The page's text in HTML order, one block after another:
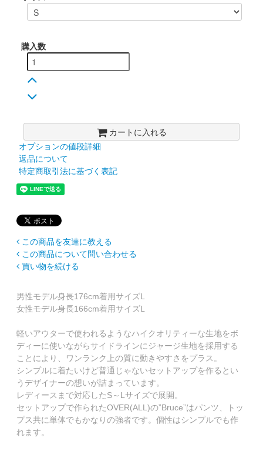
購入数
カートに入れる
オプションの値段詳細
返品について
特定商取引法に基づく表記
この商品を友達に教える
この商品について問い合わせる
買い物を続ける
男性モデル身長176cm着用サイズL
女性モデル身長166cm着用サイズL
軽いアウターで使われるようなハイクオリティーな生地をボ
ディーに使いながらサイドラインにジャージ生地を採用する
ことにより、ワンランク上の質に動きやすさをプラス。
シンプルに着たいけど普通じゃないセットアップを作るとい
うデザイナーの想いが詰まっています。
レディースまで対応したS～Lサイズで展開。
セットアップで作られたOVER(ALL)の”Bruce”はパンツ、トッ
プス共に単体でもかなりの強者です。個性はシンプルでも作
れます。